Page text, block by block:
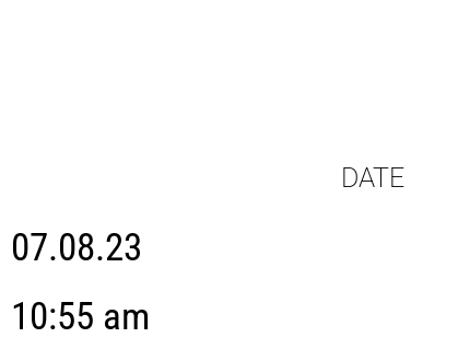
DATE
07.08.23
10:55 am